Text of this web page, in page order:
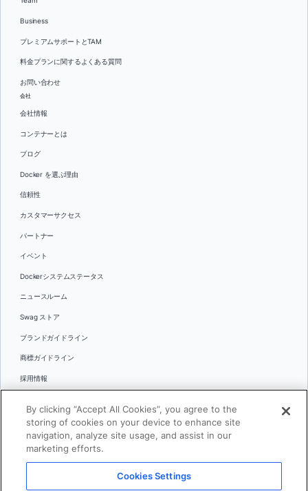
Business
プレミアムサポートとTAM
料金プランに関するよくある質問
お問い合わせ
会社
会社情報
コンテナーとは
ブログ
Docker を選ぶ理由
信頼性
カスタマーサクセス
パートナー
イベント
Dockerシステムステータス
ニュースルーム
Swag ストア
ブランドガイドライン
商標ガイドライン
採用情報
言語
日本語
By clicking “Accept All Cookies”, you agree to the
storing of cookies on your device to enhance site
navigation, analyze site usage, and assist in our
marketing efforts.
Cookies Settings